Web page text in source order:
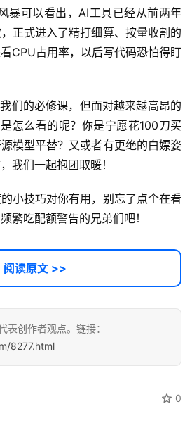
暴可以看出，AI工具已经从前两年
正式进入了精打细算、按量收割的
CPU占用率，以后写代码恐怕得盯
们的必修课，但面对越来越高昂的
怎么看的呢？你是宁愿花100刀买
模型平替？又或者有更绝的白嫖姿
我们一起抱团取暖！
小技巧对你有用，别忘了点个在看
繁吃配额警告的兄弟们吧！
阅读原文 >>
表创作者观点。链接：
8277.html
0